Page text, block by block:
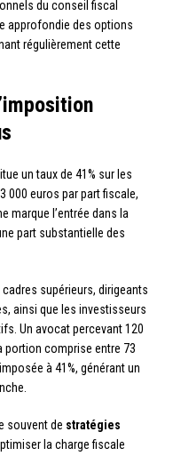
du conseil fiscal
approfondie des options
régulièrement cette
un taux de 41% sur les
000 euros par part fiscale,
marque l’entrée dans la
part substantielle des
supérieurs, dirigeants
ainsi que les investisseurs
Un avocat percevant 120
portion comprise entre 73
à 41%, générant un
souvent de stratégies
la charge fiscale